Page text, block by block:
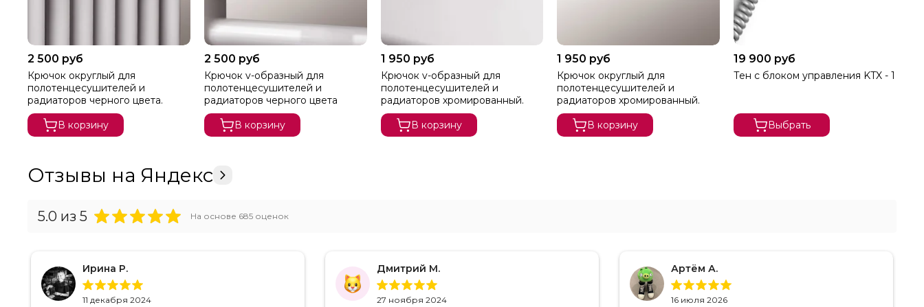
2 500 руб
Крючок округлый для
полотенцесушителей и
радиаторов черного цвета.
В корзину
2 500 руб
Крючок v-образный для
полотенцесушителей и
радиаторов черного цвета
В корзину
1 950 руб
Крючок v-образный для
полотенцесушителей и
радиаторов хромированный.
В корзину
1 950 руб
Крючок округлый для
полотенцесушителей и
радиаторов хромированный.
В корзину
19 900 руб
Тен с блоком управления KTX - 1
Выбрать
Отзывы на Яндекс
5.0 из 5 На основе 685 оценок
Ирина Р.
11 декабря 2024
Дмитрий М.
27 ноября 2024
Артём А.
16 июля 2026